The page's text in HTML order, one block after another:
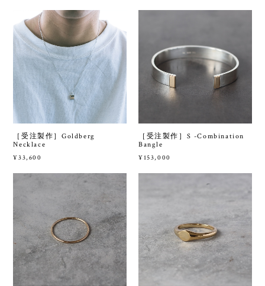
［受注製作］Goldberg
Necklace
¥33,600
［受注製作］S -Combination
Bangle
¥153,000